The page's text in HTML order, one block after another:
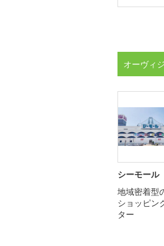
オーヴィ
シーモール
地域密着型
ショッピン
ター